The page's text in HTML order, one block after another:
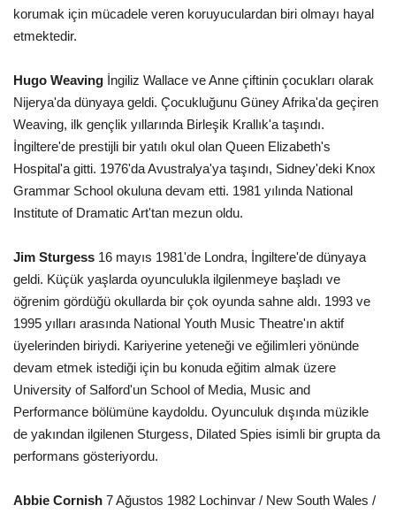
korumak için mücadele veren koruyuculardan biri olmayı hayal
etmektedir.
Hugo Weaving İngiliz Wallace ve Anne çiftinin çocukları olarak
Nijerya'da dünyaya geldi. Çocukluğunu Güney Afrika'da geçiren
Weaving, ilk gençlik yıllarında Birleşik Krallık'a taşındı.
İngiltere'de prestijli bir yatılı okul olan Queen Elizabeth's
Hospital'a gitti. 1976'da Avustralya'ya taşındı, Sidney'deki Knox
Grammar School okuluna devam etti. 1981 yılında National
Institute of Dramatic Art'tan mezun oldu.
Jim Sturgess 16 mayıs 1981'de Londra, İngiltere'de dünyaya
geldi. Küçük yaşlarda oyunculukla ilgilenmeye başladı ve
öğrenim gördüğü okullarda bir çok oyunda sahne aldı. 1993 ve
1995 yılları arasında National Youth Music Theatre'ın aktif
üyelerinden biriydi. Kariyerine yeteneği ve eğilimleri yönünde
devam etmek istediği için bu konuda eğitim almak üzere
University of Salford'un School of Media, Music and
Performance bölümüne kaydoldu. Oyunculuk dışında müzikle
de yakından ilgilenen Sturgess, Dilated Spies isimli bir grupta da
performans gösteriyordu.
Abbie Cornish 7 Ağustos 1982 Lochinvar / New South Wales /